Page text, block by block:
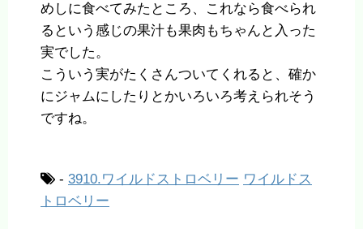
めしに食べてみたところ、これなら食べられ
るという感じの果汁も果肉もちゃんと入った
実でした。
こういう実がたくさんついてくれると、確か
にジャムにしたりとかいろいろ考えられそう
ですね。
- 3910.ワイルドストロベリー ワイルドス
トロベリー